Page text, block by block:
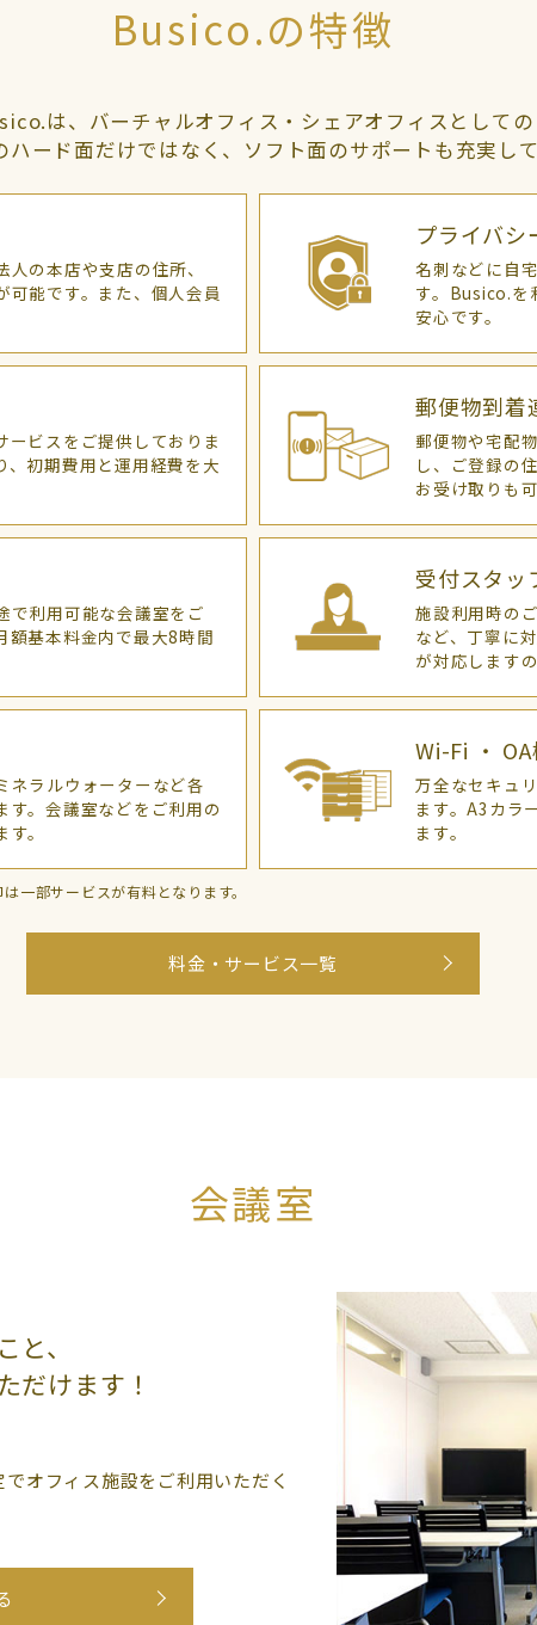
Busico.の特徴
は、バーチャルオフィス・シェアオフィスとしての
ハード面だけではなく、ソフト面のサポートも充実して
の本店や支店の住所、
可能です。また、個人会員
プライバシ
名刺などに自
す。Busico.を
安心です。
ービスをご提供しておりま
、初期費用と運用経費を大
郵便物到着
郵便物や宅配
し、ご登録の
お受け取りも可
で利用可能な会議室をご
額基本料金内で最大8時間
受付スタッ
施設利用時の
など、丁寧に
が対応します
ネラルウォーターなど各
す。会議室などをご利用の
。
Wi-Fi ・
万全なセキュ
ます。A3カラ
ます。
一部サービスが有料となります。
料金・サービス一覧
会議室
、
だけます！
オフィス施設をご利用いただく